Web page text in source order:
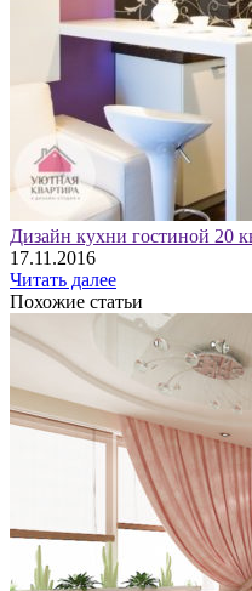
Дизайн кухни гостиной 20
17.11.2016
Читать далее
Похожие статьи